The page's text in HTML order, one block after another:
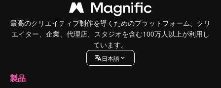
最高のクリエイティブ制作を導くためのプラットフォーム。クリ
エイター、企業、代理店、スタジオを含む100万人以上が利用し
ています。
日本語
製品